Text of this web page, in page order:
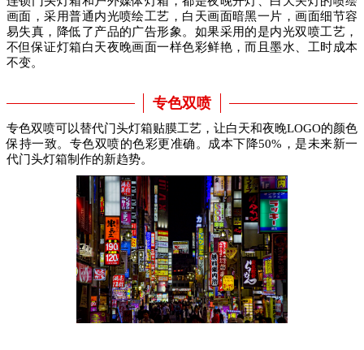
画面，采用普通内光喷绘工艺，白天画面暗黑一片，画面细节容
易失真，降低了产品的广告形象。如果采用的是内光双喷工艺，
不但保证灯箱白天夜晚画面一样色彩鲜艳，而且墨水、工时成本
不变。
专色双喷
专色双喷可以替代门头灯箱贴膜工艺，让白天和夜晚LOGO的颜色
保持一致。专色双喷的色彩更准确。成本下降50%，是未来新一
代门头灯箱制作的新趋势。